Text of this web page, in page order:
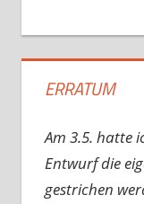
ERRATUM
Am 3.5. hatte
Entwurf die
gestrichen